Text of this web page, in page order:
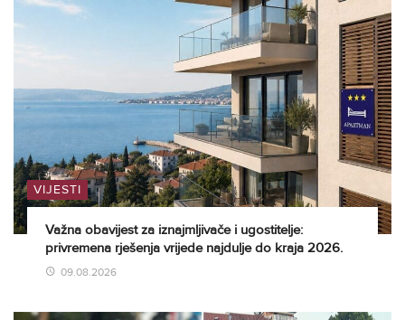
VIJESTI
Važna obavijest za iznajmljivače i ugostitelje:
privremena rješenja vrijede najdulje do kraja 2026.
09.08.2026